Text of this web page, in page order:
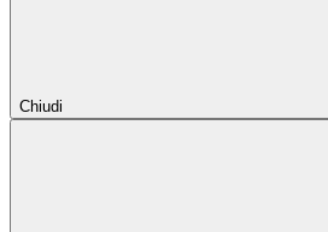
Chiudi